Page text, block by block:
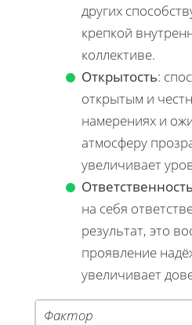
других
крепкой
коллективе.
Открытость:
открытым и
намерениях и
атмосферу
увеличивает
Ответственность
на себя
результат, это
проявление
увеличивает
Фактор